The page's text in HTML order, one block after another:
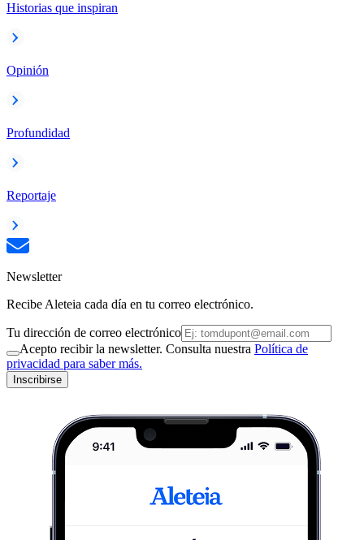
Historias que inspiran
Opinión
Profundidad
Reportaje
Newsletter
Recibe Aleteia cada día en tu correo electrónico.
Tu dirección de correo electrónico
Acepto recibir la newsletter. Consulta nuestra Política de
privacidad para saber más.
Inscribirse